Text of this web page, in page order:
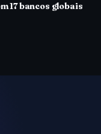
17 bancos globais